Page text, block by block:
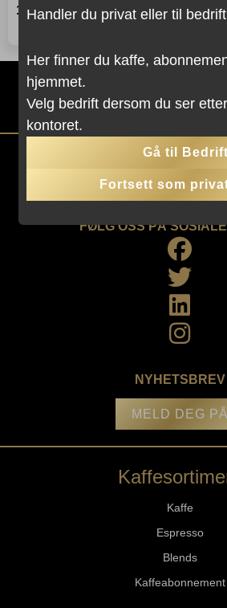
160,-
Kjøp
−
KONTAKT OSS
HAR DU
Ring oss på tlf.: 67 53
eller e-post:
FØLG OSS PÅ
NYHETSBREV
MELD DEG PÅ
Kaffe
Espresso
Blends
Kaffeabonnement
Handler du privat eller til
Her finner du kaffe,
hjemmet.
Velg bedrift dersom du ser
kontoret.
Gå til Bedrift
Fortsett som